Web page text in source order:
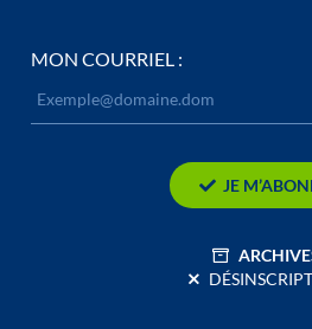
MON COURRIEL :
JE